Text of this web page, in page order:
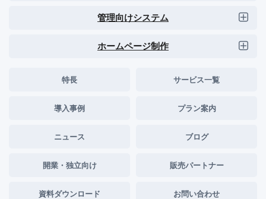
管理向けシステム
ホームページ制作
特長 サービス一覧
導入事例 プラン案内
ニュース ブログ
開業・独立向け 販売パートナー
資料ダウンロード お問い合わせ